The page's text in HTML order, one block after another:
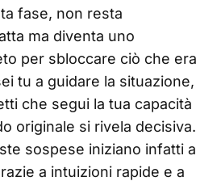
fase, non resta
ma diventa uno
per sbloccare ciò che era
tu a guidare la situazione,
che segui la tua capacità
originale si rivela decisiva.
sospese iniziano infatti a
a intuizioni rapide e a